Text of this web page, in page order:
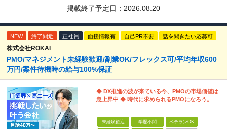
掲載終了予定日： 2026.08.20
NEW 終了間近 正社員 面接情報有 自己PR不要 話を聞きたい応募可
株式会社ROKAI
PMO/マネジメント未経験歓迎/副業OK/フレックス可/平均年収600
万円/案件待機時の給与100%保証
◆ DX推進の波が来ている今、PMOの市場価値は
急上昇中 ◆ 時代に求められるPMOになろう。
未経験歓迎 学歴不問 ベテランOK